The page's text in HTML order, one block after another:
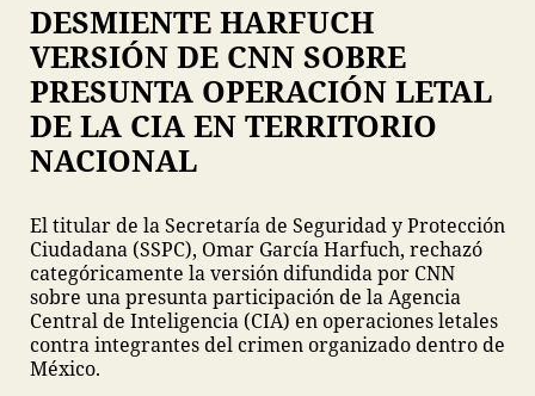
DESMIENTE HARFUCH
VERSIÓN DE CNN SOBRE
PRESUNTA OPERACIÓN LETAL
DE LA CIA EN TERRITORIO
NACIONAL
El titular de la Secretaría de Seguridad y Protección
Ciudadana (SSPC), Omar García Harfuch, rechazó
categóricamente la versión difundida por CNN
sobre una presunta participación de la Agencia
Central de Inteligencia (CIA) en operaciones letales
contra integrantes del crimen organizado dentro de
México.